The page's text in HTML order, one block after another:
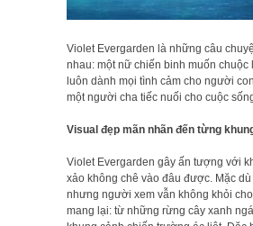
Violet Evergarden là những câu
nhau: một nữ chiến binh muốn chuộc
luôn dành mọi tình cảm cho người
một người cha tiếc nuối cho cuộc
Visual đẹp mãn nhãn đến từng
Violet Evergarden gây ấn tượng với
xảo không chê vào đâu được. Mặc
nhưng người xem vẫn không khỏi
mang lại: từ những rừng cây xanh